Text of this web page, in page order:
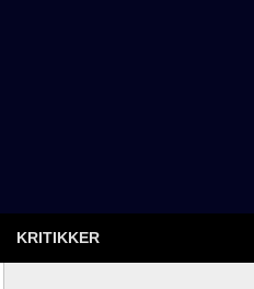
KRITIKKER